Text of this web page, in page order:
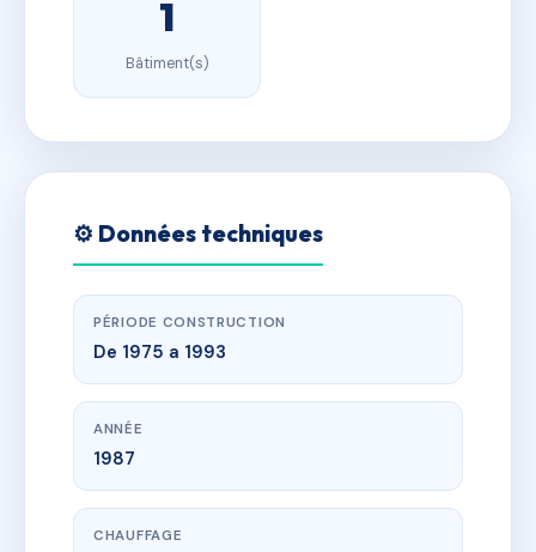
1
Bâtiment(s)
⚙️ Données techniques
PÉRIODE CONSTRUCTION
De 1975 a 1993
ANNÉE
1987
CHAUFFAGE